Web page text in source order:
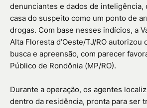
denunciantes e dados de inteligência,
casa do suspeito como um ponto de
drogas. Com base nesses indícios, a
Alta Floresta d’Oeste/TJ/RO autorizou
busca e apreensão, com parecer
Público de Rondônia (MP/RO).
Durante a operação, os agentes
dentro da residência, pronta para ser